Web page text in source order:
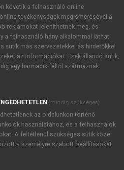
újdonságairól, akcióiról.
Kiadó Zrt. újdonságairól,
foglaltakat tudomásul
, valamint a szotar.netés a
foglaltakat
követik a felhasználó online
tevékenységek megismerésével a
reklámokat jeleníthetnek meg, és
a felhasználó hány alkalommal láthat
sütik más szervezetekkel és hirdetőkkel
az információkat. Ezek állandó sütik,
egy harmadik féltől származnak.
(mindig szükséges)
az oldalunkon történő
használatához, és a felhasználók
A feltétlenül szükséges sütik közé
a személyre szabott beállításokat